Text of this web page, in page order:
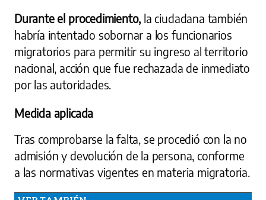
Durante el procedimiento, la ciudadana también
habría intentado sobornar a los funcionarios
migratorios para permitir su ingreso al territorio
nacional, acción que fue rechazada de inmediato
por las autoridades.
Medida aplicada
Tras comprobarse la falta, se procedió con la no
admisión y devolución de la persona, conforme
a las normativas vigentes en materia migratoria.